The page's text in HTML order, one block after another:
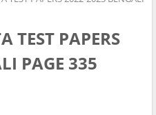
TEST PAPERS
PAGE 335